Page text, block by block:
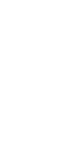
ュラルなイラ